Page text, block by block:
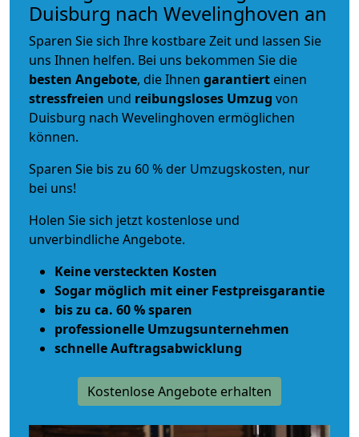
Duisburg nach Wevelinghoven an
Sparen Sie sich Ihre kostbare Zeit und lassen Sie
uns Ihnen helfen. Bei uns bekommen Sie die
besten Angebote, die Ihnen garantiert einen
stressfreien und reibungsloses Umzug von
Duisburg nach Wevelinghoven ermöglichen
können.
Sparen Sie bis zu 60 % der Umzugskosten, nur
bei uns!
Holen Sie sich jetzt kostenlose und
unverbindliche Angebote.
Keine versteckten Kosten
Sogar möglich mit einer Festpreisgarantie
bis zu ca. 60 % sparen
professionelle Umzugsunternehmen
schnelle Auftragsabwicklung
Kostenlose Angebote erhalten